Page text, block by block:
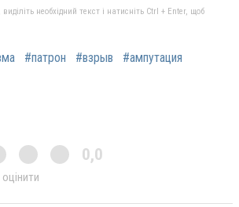
необхідний текст і натисніть Ctrl + Enter, щоб
#патрон #взрыв #ампутация
0,0